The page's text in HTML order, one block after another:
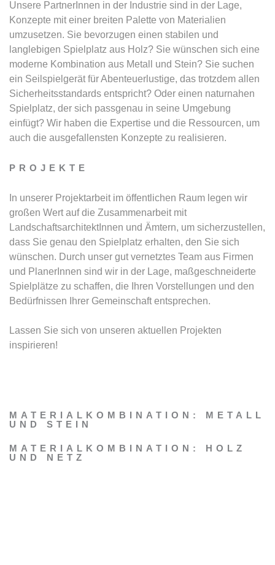
Unsere PartnerInnen in der Industrie sind in der Lage,
Konzepte mit einer breiten Palette von Materialien
umzusetzen. Sie bevorzugen einen stabilen und
langlebigen Spielplatz aus Holz? Sie wünschen sich eine
moderne Kombination aus Metall und Stein? Sie suchen
ein Seilspielgerät für Abenteuerlustige, das trotzdem allen
Sicherheitsstandards entspricht? Oder einen naturnahen
Spielplatz, der sich passgenau in seine Umgebung
einfügt? Wir haben die Expertise und die Ressourcen, um
auch die ausgefallensten Konzepte zu realisieren.
PROJEKTE
In unserer Projektarbeit im öffentlichen Raum legen wir
großen Wert auf die Zusammenarbeit mit
LandschaftsarchitektInnen und Ämtern, um sicherzustellen,
dass Sie genau den Spielplatz erhalten, den Sie sich
wünschen. Durch unser gut vernetztes Team aus Firmen
und PlanerInnen sind wir in der Lage, maßgeschneiderte
Spielplätze zu schaffen, die Ihren Vorstellungen und den
Bedürfnissen Ihrer Gemeinschaft entsprechen.
Lassen Sie sich von unseren aktuellen Projekten
inspirieren!
MATERIALKOMBINATION: METALL
UND STEIN
MATERIALKOMBINATION: HOLZ
UND NETZ